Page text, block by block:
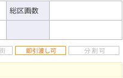
総区画数